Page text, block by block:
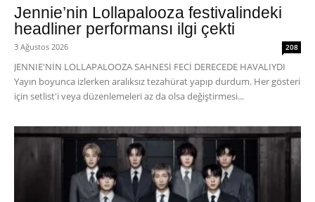
Jennie’nin Lollapalooza festivalindeki
headliner performansı ilgi çekti
3 Ağustos 2026 208
JENNIE'NİN LOLLAPALOOZA SAHNESİ FECİ DERECEDE HAVALIYDI
Yayın boyunca izlerken aralıksız tezahürat yapıp durdum. Her gösteri
için setlist'i veya düzenlemeleri az da olsa değiştirmesi...